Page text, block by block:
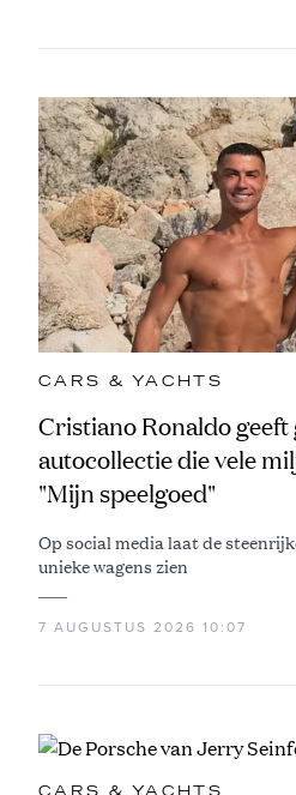
CARS & YACHTS
Cristiano Ronaldo geeft
autocollectie die vele
"Mijn speelgoed"
Op social media laat de
unieke wagens zien
7 AUGUSTUS 2026 10:07
CARS & YACHTS